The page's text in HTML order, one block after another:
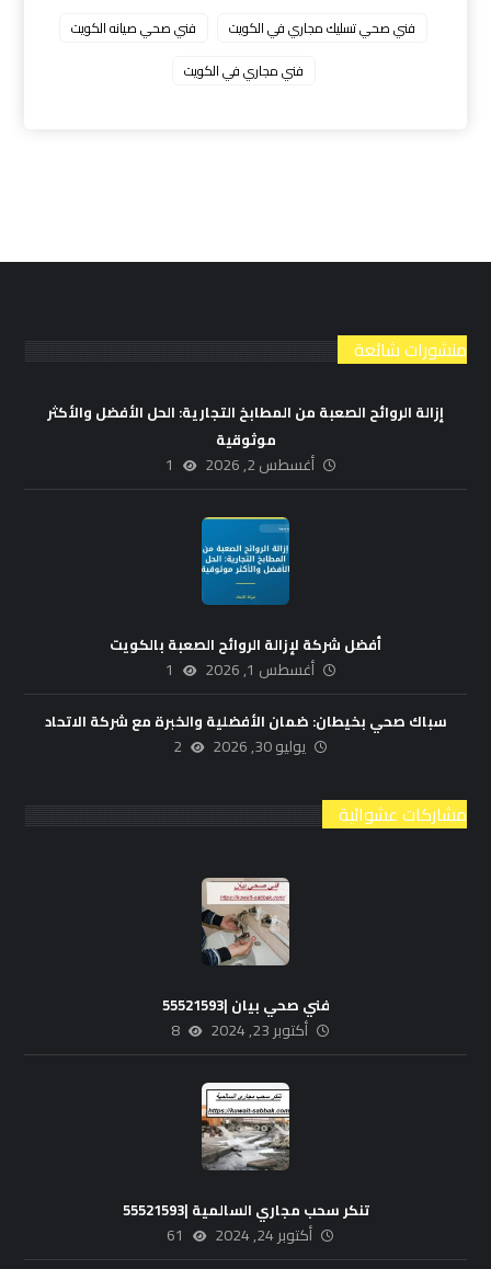
فني صحي تسليك مجاري في الكويت
فني صحي صيانه الكويت
فني مجاري في الكويت
منشورات شائعة
إزالة الروائح الصعبة من المطابخ التجارية: الحل الأفضل والأكثر
موثوقية
أغسطس 2, 2026 1
أفضل شركة لإزالة الروائح الصعبة بالكويت
أغسطس 1, 2026 1
سباك صحي بخيطان: ضمان الأفضلية والخبرة مع شركة الاتحاد
يوليو 30, 2026 2
مشاركات عشوائية
فني صحي بيان |55521593
أكتوبر 23, 2024 8
تنكر سحب مجاري السالمية |55521593
أكتوبر 24, 2024 61